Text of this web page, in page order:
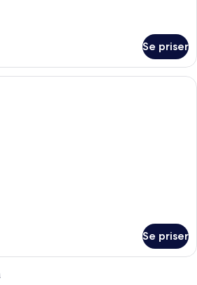
Se priser
Ett hotellrum med en TV som är
Se priser